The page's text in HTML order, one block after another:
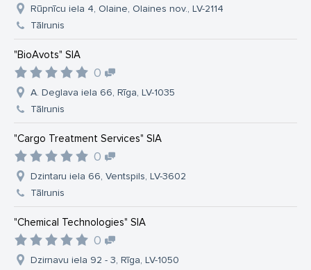
Rūpnīcu iela 4, Olaine, Olaines nov., LV-2114
Tālrunis
"BioAvots" SIA
0
A. Deglava iela 66, Rīga, LV-1035
Tālrunis
"Cargo Treatment Services" SIA
0
Dzintaru iela 66, Ventspils, LV-3602
Tālrunis
"Chemical Technologies" SIA
0
Dzirnavu iela 92 - 3, Rīga, LV-1050